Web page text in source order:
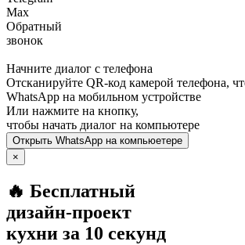
Max
Обратный
звонок
Начните диалог с телефона
Отсканируйте QR-код камерой телефона,
WhatsApp на мобильном устройстве
Или нажмите на кнопку,
чтобы начать диалог на компьютере
Открыть WhatsApp на компьюетере
×
🔥 Бесплатный
дизайн-проект
кухни за 10 секунд